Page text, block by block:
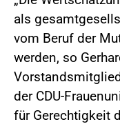
als
vom Beruf der
werden, so
der CDU-
für Gerechtigkeit